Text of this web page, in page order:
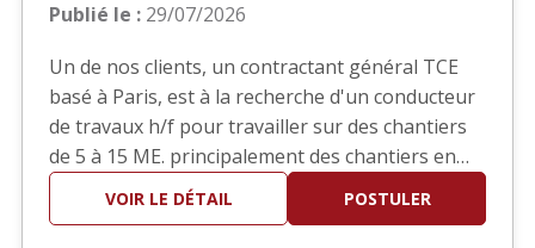
Publié le : 29/07/2026
Un de nos clients, un contractant général TCE
basé à Paris, est à la recherche d'un conducteur
de travaux h/f pour travailler sur des chantiers
de 5 à 15 ME. principalement des chantiers en
réhabilitation TCE dans le domaine hôtelier ou
sièges sociaux. Poste basé à Paris
VOIR LE DÉTAIL POSTULER